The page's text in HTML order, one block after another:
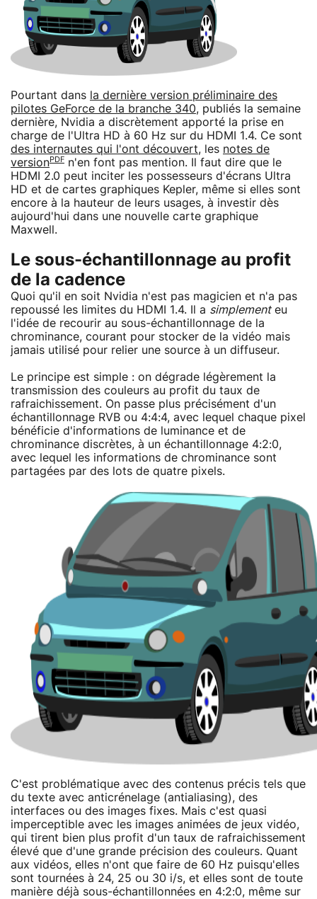
Pourtant dans la dernière version préliminaire des
pilotes GeForce de la branche 340, publiés la semaine
dernière, Nvidia a discrètement apporté la prise en
charge de l'Ultra HD à 60 Hz sur du HDMI 1.4. Ce sont
des internautes qui l'ont découvert, les notes de
versionPDF n'en font pas mention. Il faut dire que le
HDMI 2.0 peut inciter les possesseurs d'écrans Ultra
HD et de cartes graphiques Kepler, même si elles sont
encore à la hauteur de leurs usages, à investir dès
aujourd'hui dans une nouvelle carte graphique
Maxwell.
Le sous-échantillonnage au profit
de la cadence
Quoi qu'il en soit Nvidia n'est pas magicien et n'a pas
repoussé les limites du HDMI 1.4. Il a simplementeu
l'idée de recourir au sous-échantillonnage de la
chrominance, courant pour stocker de la vidéo mais
jamais utilisé pour relier une source à un diffuseur.
Le principe est simple : on dégrade légèrement la
transmission des couleurs au profit du taux de
rafraichissement. On passe plus précisément d'un
échantillonnage RVB ou 4:4:4, avec lequel chaque pixel
bénéficie d'informations de luminance et de
chrominance discrètes, à un échantillonnage 4:2:0,
avec lequel les informations de chrominance sont
partagées par des lots de quatre pixels.
C'est problématique avec des contenus précis tels que
du texte avec anticrénelage (antialiasing), des
interfaces ou des images fixes. Mais c'est quasi
imperceptible avec les images animées de jeux vidéo,
qui tirent bien plus profit d'un taux de rafraichissement
élevé que d'une grande précision des couleurs. Quant
aux vidéos, elles n'ont que faire de 60 Hz puisqu'elles
sont tournées à 24, 25 ou 30 i/s, et elles sont de toute
manière déjà sous-échantillonnées en 4:2:0, même sur